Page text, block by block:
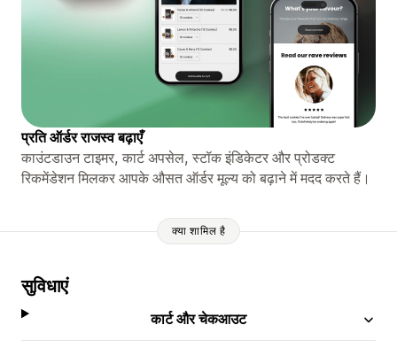
प्रति ऑर्डर राजस्व बढ़ाएँ
काउंटडाउन टाइमर, कार्ट अपसेल, स्टॉक इंडिकेटर और प्रोडक्ट
रिकमेंडेशन मिलकर आपके औसत ऑर्डर मूल्य को बढ़ाने में मदद करते हैं।
क्या शामिल है
सुविधाएं
कार्ट और चेकआउट